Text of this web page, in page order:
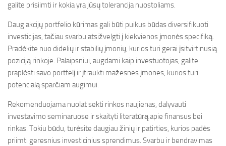
galite prisiimti ir kokia yra jūsų tolerancija nuostoliams.
Daug akcijų portfelio kūrimas gali būti puikus būdas diversifikuoti
investicijas, tačiau svarbu atsižvelgti į kiekvienos įmonės specifiką.
Pradėkite nuo didelių ir stabilių įmonių, kurios turi gerai įsitvirtinusią
poziciją rinkoje. Palaipsniui, augdami kaip investuotojas, galite
praplėsti savo portfelį ir įtraukti mažesnes įmones, kurios turi
potencialą sparčiam augimui.
Rekomenduojama nuolat sekti rinkos naujienas, dalyvauti
investavimo seminaruose ir skaityti literatūrą apie finansus bei
rinkas. Tokiu būdu, turėsite daugiau žinių ir patirties, kurios padės
priimti geresnius investicinius sprendimus. Svarbu ir bendravimas